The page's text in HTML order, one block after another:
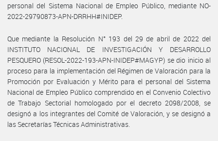
personal del Sistema Nacional de Empleo Público, mediante NO-
2022-29790873-APN-DRRHH#INIDEP.
Que mediante la Resolución N° 193 del 29 de abril de 2022 del
INSTITUTO NACIONAL DE INVESTIGACIÓN Y DESARROLLO
PESQUERO (RESOL-2022-193-APN-INIDEP#MAGYP) se dio inicio al
proceso para la implementación del Régimen de Valoración para la
Promoción por Evaluación y Mérito para el personal del Sistema
Nacional de Empleo Público comprendido en el Convenio Colectivo
de Trabajo Sectorial homologado por el decreto 2098/2008, se
designó a los integrantes del Comité de Valoración, y se designó a
las Secretarías Técnicas Administrativas.